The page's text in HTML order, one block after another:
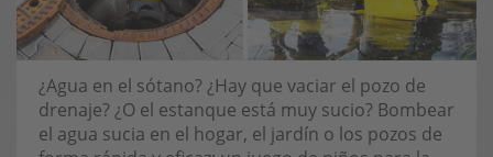
¿Agua en el sótano? ¿Hay que vaciar el pozo de
drenaje? ¿O el estanque está muy sucio? Bombear
el agua sucia en el hogar, el jardín o los pozos de